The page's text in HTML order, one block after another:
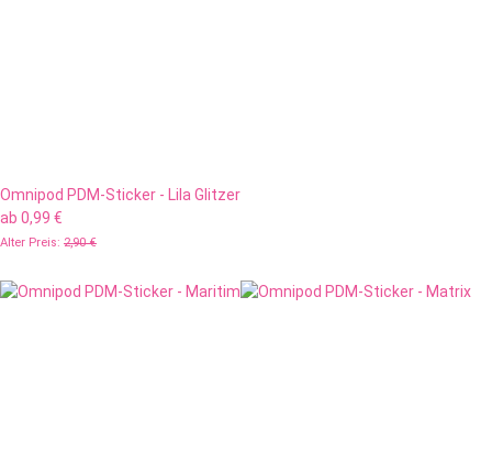
Omnipod PDM-Sticker - Lila Glitzer
ab 0,99 €
Alter Preis: 2,90 €